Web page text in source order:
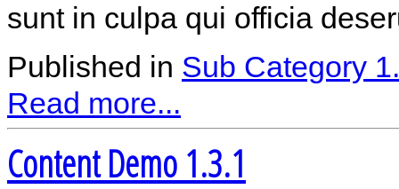
sunt in culpa qui officia
Published in Sub Category
Read more...
Content Demo 1.3.1